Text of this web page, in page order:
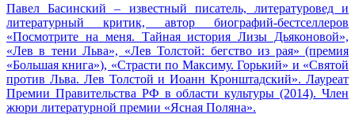
Павел Басинский – известный писатель, литературовед и
литературный критик, автор биографий-бестселлеров
«Посмотрите на меня. Тайная история Лизы Дьяконовой»,
«Лев в тени Льва», «Лев Толстой: бегство из рая» (премия
«Большая книга»), «Страсти по Максиму. Горький» и «Святой
против Льва. Лев Толстой и Иоанн Кронштадский». Лауреат
Премии Правительства РФ в области культуры (2014). Член
жюри литературной премии «Ясная Поляна».